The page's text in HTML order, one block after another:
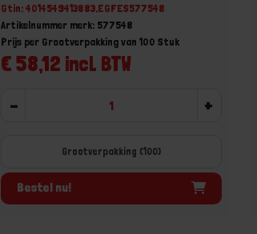
Gtin: 4014549413883,EGFES577548
Artikelnummer merk: 577548
€ 58,12 incl. BTW
Prijs per Grootverpakking van 100 Stuk
- +
Grootverpakking (100)
Bestel nu!